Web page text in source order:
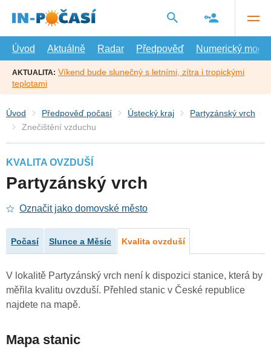
hlavní
Úvod
Aktuálně Radar Předpověď Numerický model
AKTUALITA: Víkend bude slunečný s letními, zítra i tropickými
teplotami
Úvod Předpověď počasí Ústecký kraj
Partyzánský vrch
Znečištění vzduchu
KVALITA OVZDUŠÍ
Partyzánský vrch
Označit jako domovské město
Počasí Slunce a Měsíc Kvalita ovzduší
V lokalitě Partyzánský vrch není k dispozici stanice, která by
měřila kvalitu ovzduší. Přehled stanic v České republice
najdete na mapě.
Mapa stanic